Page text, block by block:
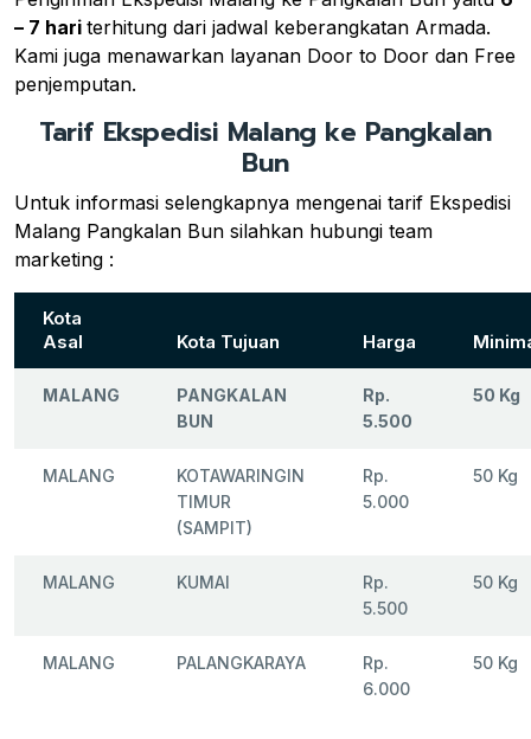
– 7 hari terhitung dari jadwal keberangkatan Armada.
Kami juga menawarkan layanan Door to Door dan Free
penjemputan.
Tarif Ekspedisi Malang ke Pangkalan
Bun
Untuk informasi selengkapnya mengenai tarif Ekspedisi
Malang Pangkalan Bun silahkan hubungi team
marketing :
Kota
Asal
Kota Tujuan Harga
MALANG
PANGKALAN
BUN
Rp.
5.500
50 Kg
MALANG
KOTAWARINGIN
TIMUR
(SAMPIT)
Rp.
5.000
50 Kg
MALANG KUMAI
Rp.
5.500
50 Kg
MALANG PALANGKARAYA
Rp.
6.000
50 Kg